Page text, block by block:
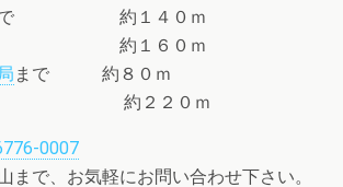
で 約１４０ｍ
約１６０ｍ
まで 約８０ｍ
約２２０ｍ
0007
まで、お気軽にお問い合わせ下さい。